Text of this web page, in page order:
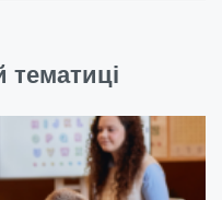
тематиці